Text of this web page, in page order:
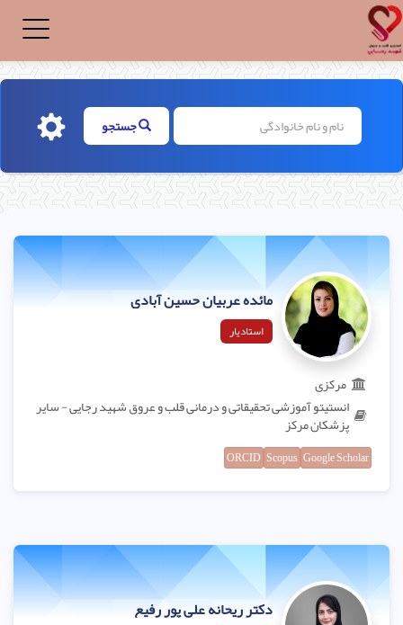
جستجو
مائده عربیان حسین آبادی
استادیار
مرکزی
انستیتو آموزشی تحقیقاتی و درمانی قلب و عروق شهید رجایی - سایر
پزشکان مرکز
Google Scholar
Scopus
ORCID
دکتر ریحانه علی پور رفیع